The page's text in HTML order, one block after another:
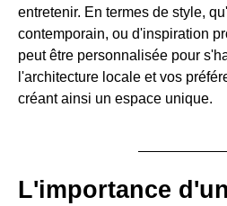
entretenir. En termes de style,
contemporain, ou d'inspiration
peut être personnalisée pour
l'architecture locale et vos
créant ainsi un espace unique.
L'importance d'un